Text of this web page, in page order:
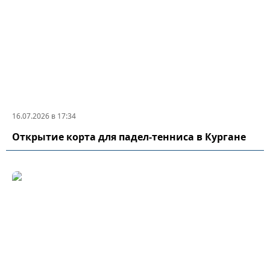
16.07.2026 в 17:34
Открытие корта для падел-тенниса в Кургане